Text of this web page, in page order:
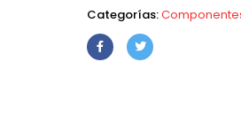
Categorías: